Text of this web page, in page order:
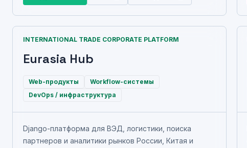
INTERNATIONAL TRADE CORPORATE PLATFORM
Eurasia Hub
Web-продукты
Workflow-системы
DevOps / инфраструктура
Django-платформа для ВЭД, логистики, поиска
партнеров и аналитики рынков России, Китая и